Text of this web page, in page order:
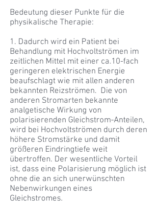
Bedeutung dieser Punkte für die
physikalische Therapie:
1. Dadurch wird ein Patient bei
Behandlung mit Hochvoltströmen im
zeitlichen Mittel mit einer ca.10-fach
geringeren elektrischen Energie
beaufschlagt wie mit allen anderen
bekannten Reizströmen. Die von
anderen Stromarten bekannte
analgetische Wirkung von
polarisierenden Gleichstrom-Anteilen,
wird bei Hochvoltströmen durch deren
höhere Stromstärke und damit
größeren Eindringtiefe weit
übertroffen. Der wesentliche Vorteil
ist, dass eine Polarisierung möglich ist
ohne die an sich unerwünschten
Nebenwirkungen eines
Gleichstromes.